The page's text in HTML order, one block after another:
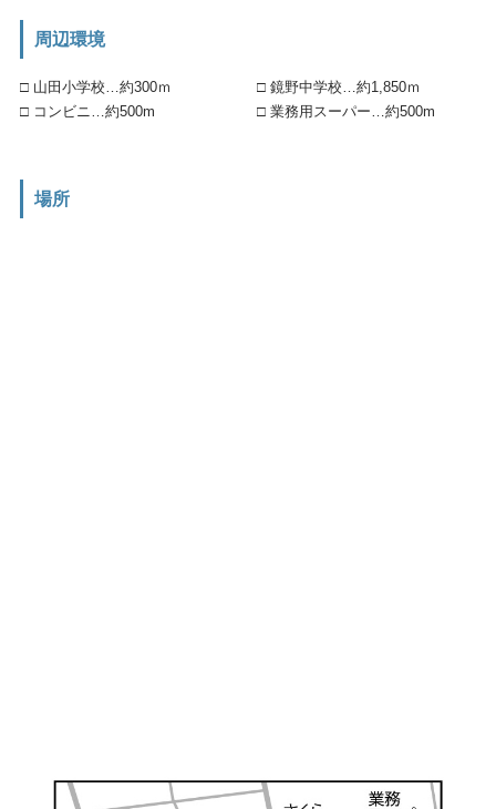
周辺環境
□ 山田小学校…約300ｍ
□ コンビニ…約500m
□ 鏡野中学校…約1,850ｍ
□ 業務用スーパー…約500m
場所